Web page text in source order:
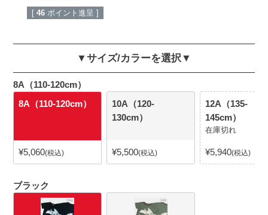
[ 46 ポイント進呈 ]
▼サイズ/カラーを選択▼
8A（110-120cm）
8A（110-120cm）
¥5,060 税込
10A（120-
130cm）
¥5,500 税込
12A（135-
145cm）
在庫切れ
¥5,940 税込
ブラック